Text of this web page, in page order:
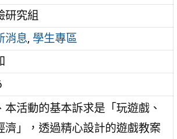
研究組
消息, 學生專區
本活動的基本訴求是「玩遊戲、
濟」，透過精心設計的遊戲教案